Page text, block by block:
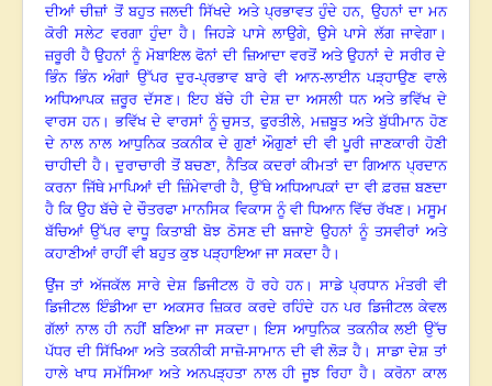
ਦੀਆਂ ਚੀਜ਼ਾਂ ਤੋਂ ਬਹੁਤ ਜਲਦੀ ਸਿੱਖਦੇ ਅਤੇ ਪ੍ਰਭਾਵਤ ਹੁੰਦੇ ਹਨ, ਉਹਨਾਂ ਦਾ ਮਨ
ਕੋਰੀ ਸਲੇਟ ਵਰਗਾ ਹੁੰਦਾ ਹੈ। ਜਿਹੜੇ ਪਾਸੇ ਲਾਉਗੇ, ਉਸੇ ਪਾਸੇ ਲੱਗ ਜਾਵੇਗਾ ।
ਜ਼ਰੂਰੀ ਹੈ ਉਹਨਾਂ ਨੂੰ ਮੋਬਾਇਲ ਫੋਨਾਂ ਦੀ ਜ਼ਿਆਦਾ ਵਰਤੋਂ ਅਤੇ ਉਹਨਾਂ ਦੇ ਸਰੀਰ ਦੇ
ਭਿੰਨ ਭਿੰਨ ਅੰਗਾਂ ਉੱਪਰ ਦੁਰ-ਪ੍ਰਭਾਵ ਬਾਰੇ ਵੀ ਆਨ-ਲਾਈਨ ਪੜ੍ਹਾਉਣ ਵਾਲੇ
ਅਧਿਆਪਕ ਜ਼ਰੂਰ ਦੱਸਣ।ਇਹ ਬੱਚੇ ਹੀ ਦੇਸ਼ ਦਾ ਅਸਲੀ ਧਨ ਅਤੇ ਭਵਿੱਖ ਦੇ
ਵਾਰਸ ਹਨ। ਭਵਿੱਖ ਦੇ ਵਾਰਸਾਂ ਨੂੰ ਚੁਸਤ, ਫੁਰਤੀਲੇ, ਮਜ਼ਬੂਤ ਅਤੇ ਬੁੱਧੀਮਾਨ ਹੋਣ
ਦੇ ਨਾਲ ਨਾਲ ਆਧੁਨਿਕ ਤਕਨੀਕ ਦੇ ਗੁਣਾਂ ਔਗੁਣਾਂ ਦੀ ਵੀ ਪੂਰੀ ਜਾਣਕਾਰੀ ਹੋਣੀ
ਚਾਹੀਦੀ ਹੈ।ਦੁਰਾਚਾਰੀ ਤੋਂ ਬਚਣਾ, ਨੈਤਿਕ ਕਦਰਾਂ ਕੀਮਤਾਂ ਦਾ ਗਿਆਨ ਪ੍ਰਦਾਨ
ਕਰਨਾ ਜਿੱਥੇ ਮਾਪਿਆਂ ਦੀ ਜ਼ਿੰਮੇਵਾਰੀ ਹੈ, ਉੱਥੇ ਅਧਿਆਪਕਾਂ ਦਾ ਵੀ ਫ਼ਰਜ਼ ਬਣਦਾ
ਹੈ ਕਿ ਉਹ ਬੱਚੇ ਦੇ ਚੌਤਰਫਾ ਮਾਨਸਿਕ ਵਿਕਾਸ ਨੂੰ ਵੀ ਧਿਆਨ ਵਿੱਚ ਰੱਖਣ।ਮਸੂਮ
ਬੱਚਿਆਂ ਉੱਪਰ ਵਾਧੂ ਕਿਤਾਬੀ ਬੋਝ ਠੋਸਣ ਦੀ ਬਜਾਏ ਉਹਨਾਂ ਨੂੰ ਤਸਵੀਰਾਂ ਅਤੇ
ਕਹਾਣੀਆਂ ਰਾਹੀਂ ਵੀ ਬਹੁਤ ਕੁਝ ਪੜ੍ਹਾਇਆ ਜਾ ਸਕਦਾ ਹੈ ।
ਉਂਜ ਤਾਂ ਅੱਜਕੱਲ ਸਾਰੇ ਦੇਸ਼ ਡਿਜੀਟਲ ਹੋ ਰਹੇ ਹਨ। ਸਾਡੇ ਪ੍ਰਧਾਨ ਮੰਤਰੀ ਵੀ
ਡਿਜੀਟਲ ਇੰਡੀਆ ਦਾ ਅਕਸਰ ਜ਼ਿਕਰ ਕਰਦੇ ਰਹਿੰਦੇ ਹਨ ਪਰ ਡਿਜੀਟਲ ਕੇਵਲ
ਗੱਲਾਂ ਨਾਲ ਹੀ ਨਹੀਂ ਬਣਿਆ ਜਾ ਸਕਦਾ।ਇਸ ਆਧੁਨਿਕ ਤਕਨੀਕ ਲਈ ਉੱਚ
ਪੱਧਰ ਦੀ ਸਿੱਖਿਆ ਅਤੇ ਤਕਨੀਕੀ ਸਾਜ਼ੋ-ਸਾਮਾਨ ਦੀ ਵੀ ਲੋੜ ਹੈ । ਸਾਡਾ ਦੇਸ਼ ਤਾਂ
ਹਾਲੇ ਖਾਧ ਸਮੱਸਿਆ ਅਤੇ ਅਨਪੜ੍ਹਤਾ ਨਾਲ ਹੀ ਜੂਝ ਰਿਹਾ ਹੈ । ਕਰੋਨਾ ਕਾਲ